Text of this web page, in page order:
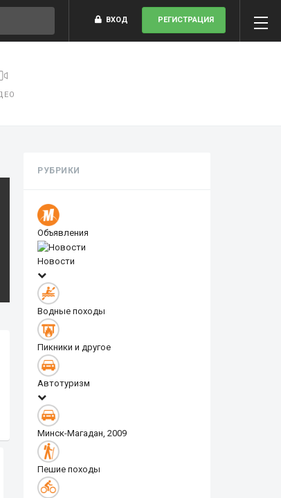
ВХОД РЕГИСТРАЦИЯ
РУБРИКИ
Объявления
Новости
Водные походы
Пикники и другое
Автотуризм
Минск-Магадан, 2009
Пешие походы